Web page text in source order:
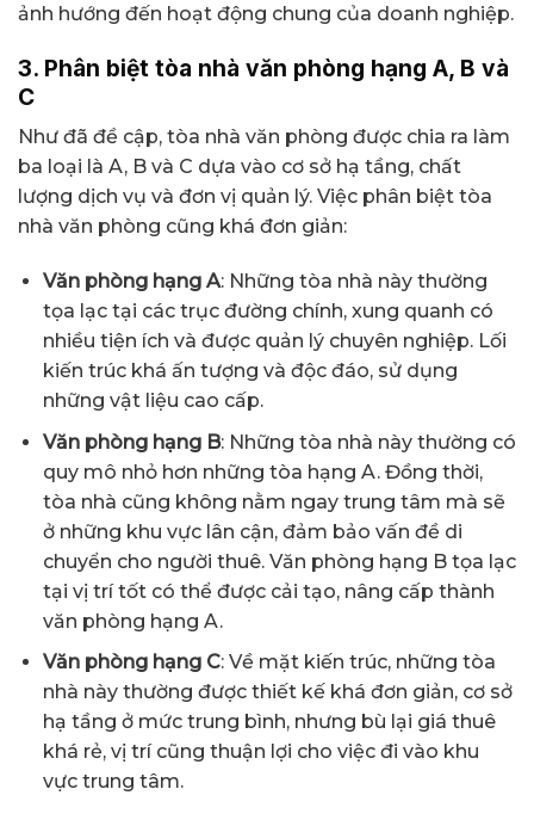
ảnh hướng đến hoạt động chung của doanh nghiệp.
3. Phân biệt tòa nhà văn phòng hạng A, B và
C
Như đã đề cập, tòa nhà văn phòng được chia ra làm
ba loại là A, B và C dựa vào cơ sở hạ tầng, chất
lượng dịch vụ và đơn vị quản lý. Việc phân biệt tòa
nhà văn phòng cũng khá đơn giản:
Văn phòng hạng A: Những tòa nhà này thường
tọa lạc tại các trục đường chính, xung quanh có
nhiều tiện ích và được quản lý chuyên nghiệp. Lối
kiến trúc khá ấn tượng và độc đáo, sử dụng
những vật liệu cao cấp.
Văn phòng hạng B: Những tòa nhà này thường có
quy mô nhỏ hơn những tòa hạng A. Đồng thời,
tòa nhà cũng không nằm ngay trung tâm mà sẽ
ở những khu vực lân cận, đảm bảo vấn đề di
chuyển cho người thuê. Văn phòng hạng B tọa lạc
tại vị trí tốt có thể được cải tạo, nâng cấp thành
văn phòng hạng A.
Văn phòng hạng C: Về mặt kiến ​​trúc, những tòa
nhà này thường được thiết kế khá đơn giản, cơ sở
hạ tầng ở mức trung bình, nhưng bù lại giá thuê
khá rẻ, vị trí cũng thuận lợi cho việc đi vào khu
vực trung tâm.